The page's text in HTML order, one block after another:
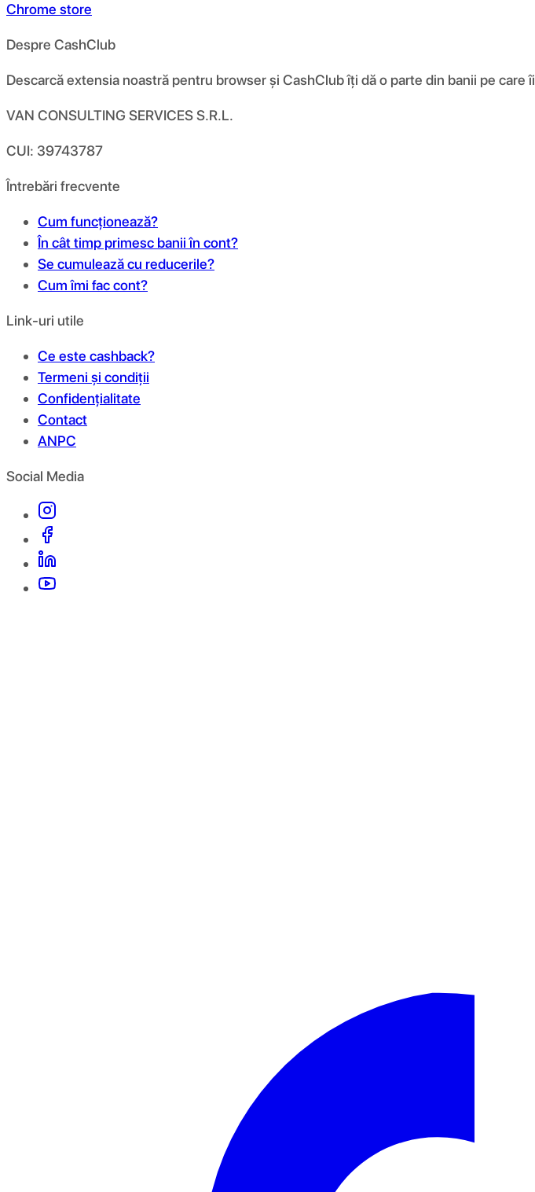
Chrome store
Despre CashClub
Descarcă extensia noastră pentru browser și CashClub îți dă o parte din banii pe care
VAN CONSULTING SERVICES S.R.L.
CUI: 39743787
Întrebări frecvente
Cum funcționează?
În cât timp primesc banii în cont?
Se cumulează cu reducerile?
Cum îmi fac cont?
Link-uri utile
Ce este cashback?
Termeni și condiții
Confidențialitate
Contact
ANPC
Social Media